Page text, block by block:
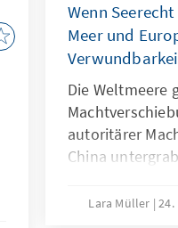
Wenn
Meer und
Die Weltmeere
autoritärer
China
die als
Lara Müller 24.